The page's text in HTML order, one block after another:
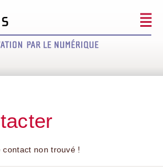
contact non trouvé !
Les mécènes
/ Défiscalisation